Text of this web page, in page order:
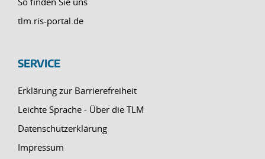
tlm.ris-portal.de
SERVICE
Erklärung zur Barrierefreiheit
Leichte Sprache - Über die TLM
Datenschutzerklärung
Impressum